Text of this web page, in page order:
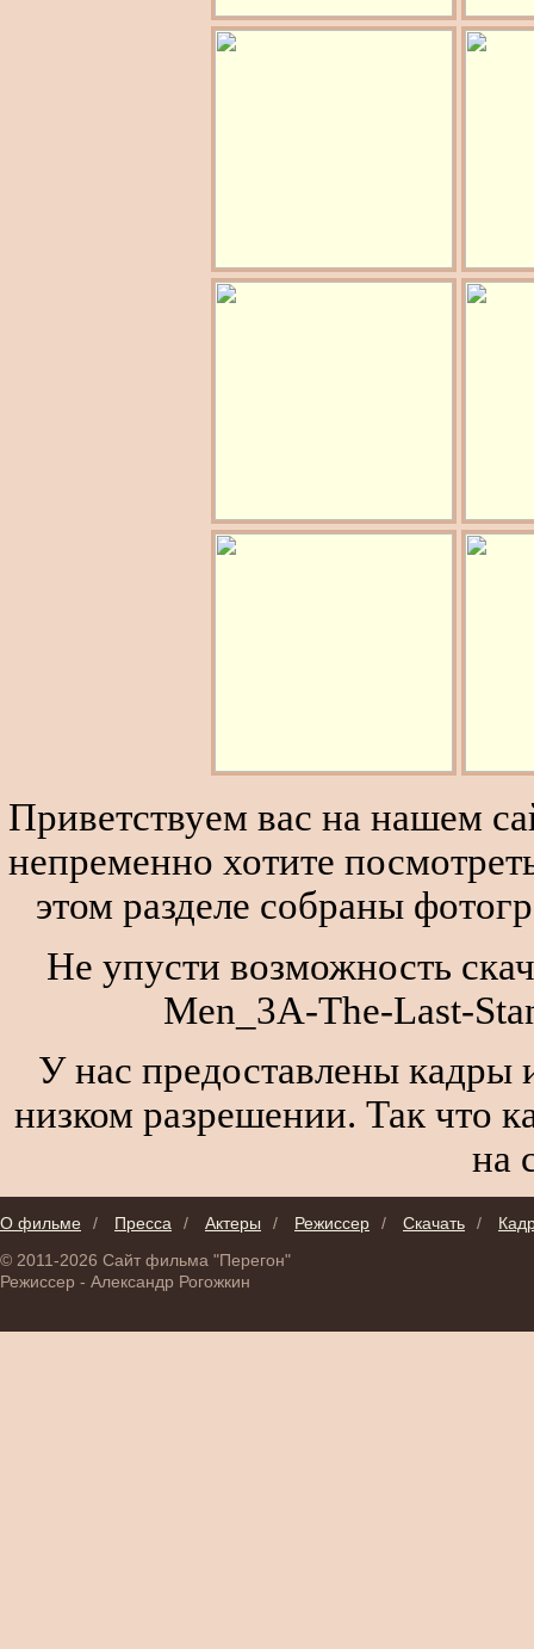
Приветствуем вас на нашем
непременно хотите
этом разделе собраны
Не упусти возможность
Men_3A-The-Last-
У нас предоставлены кадры
низком разрешении. Так что
на
О фильме / Пресса / Актеры / Режиссер / Скачать /
© 2011-2026 Сайт фильма "Перегон"
Режиссер - Александр Рогожкин